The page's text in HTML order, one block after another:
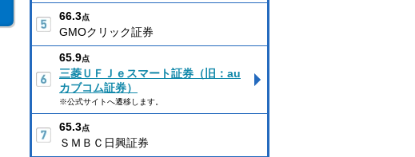
66.3点
GMOクリック証券
65.9点
三菱ＵＦＪｅスマート証券（旧：au
カブコム証券）
※公式サイトへ遷移します。
65.3点
ＳＭＢＣ日興証券